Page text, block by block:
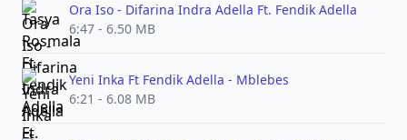
Ora Iso - Difarina Indra Adella Ft. Fendik Adella
6:47 - 6.50 MB
Yeni Inka Ft Fendik Adella - Mblebes
6:21 - 6.08 MB